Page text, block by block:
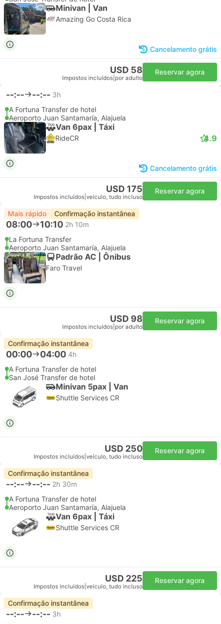
Minivan | Van
Amazing Go Costa Rica
Cancelamento grátis
USD 58
Impostos incluídos por adulto
Reservar agora
--:-- --:-- 3h
A Fortuna Transfer de hotel
Aeroporto Juan Santamaría, Alajuela
Van 6pax | Táxi
RideCR 4.9
Cancelamento grátis
USD 175
Impostos incluídos veículo, tudo incluso
Reservar agora
Mais rápido Confirmação instantânea
08:00 10:10 2h 10m
La Fortuna Transfer
Aeroporto Juan Santamaría, Alajuela
Padrão AC | Ônibus
Faro Travel
USD 98
Impostos incluídos por adulto
Reservar agora
Confirmação instantânea
00:00 04:00 4h
A Fortuna Transfer de hotel
San José Transfer de hotel
Minivan 5pax | Van
Shuttle Services CR
USD 250
Impostos incluídos veículo, tudo incluso
Reservar agora
Confirmação instantânea
--:-- --:-- 2h 30m
A Fortuna Transfer de hotel
Aeroporto Juan Santamaría, Alajuela
Van 6pax | Táxi
Shuttle Services CR
USD 225
Impostos incluídos veículo, tudo incluso
Reservar agora
Confirmação instantânea
--:-- --:-- 3h